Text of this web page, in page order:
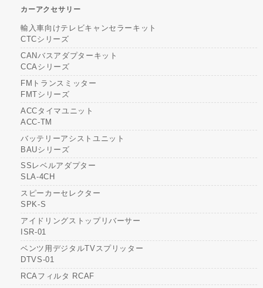
カーアクセサリー
輸入車向けテレビキャンセラーキット
CTCシリーズ
CANバスアダプターキット
CCAシリーズ
FMトランスミッター
FMTシリーズ
ACCタイマユニット
ACC-TM
バッテリーアシストユニット
BAUシリーズ
SSレベルアダプター
SLA-4CH
スピーカーセレクター
SPK-S
アイドリングストップリバーサー
ISR-01
ベンツ用デジタルTVスプリッター
DTVS-01
RCAフィルタ RCAF